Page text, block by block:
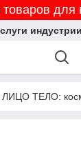
для
ЛИЦО ТЕЛО: